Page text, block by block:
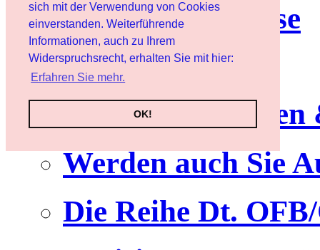
sich mit der Verwendung von Cookies
einverstanden. Weiterführende
Informationen, auch zu Ihrem
Widerspruchsrecht, erhalten Sie mit hier:
Erfahren Sie mehr.
OK!
Nutzungshinweise
Service
Werden auch Sie
Die Reihe Dt.